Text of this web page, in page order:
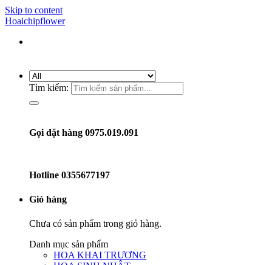
Skip to content
Hoaichipflower
Tìm kiếm:
Gọi đặt hàng 0975.019.091
Hotline 0355677197
Giỏ hàng
Chưa có sản phẩm trong giỏ hàng.
Danh mục sản phẩm
HOA KHAI TRƯƠNG